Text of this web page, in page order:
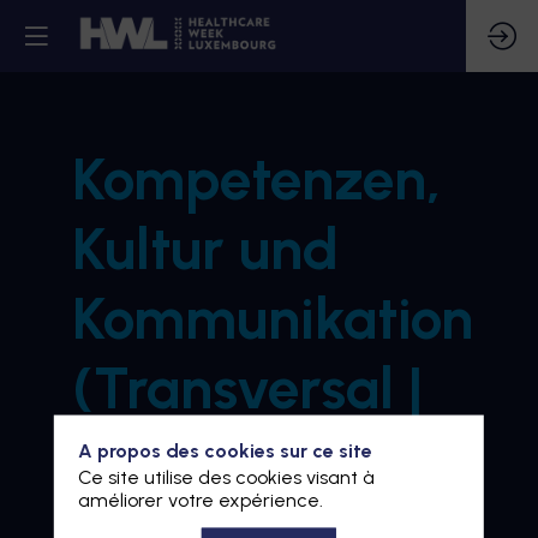
Kompetenzen,
Kultur und
Kommunikation
(Transversal |
alle
A propos des cookies sur ce site
Ce site utilise des cookies visant à
améliorer votre expérience.